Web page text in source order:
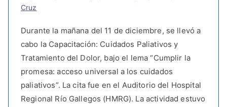
Cruz
Durante la mañana del 11 de diciembre, se llevó a
cabo la Capacitación: Cuidados Paliativos y
Tratamiento del Dolor, bajo el lema “Cumplir la
promesa: acceso universal a los cuidados
paliativos”. La cita fue en el Auditorio del Hospital
Regional Río Gallegos (HMRG). La actividad estuvo